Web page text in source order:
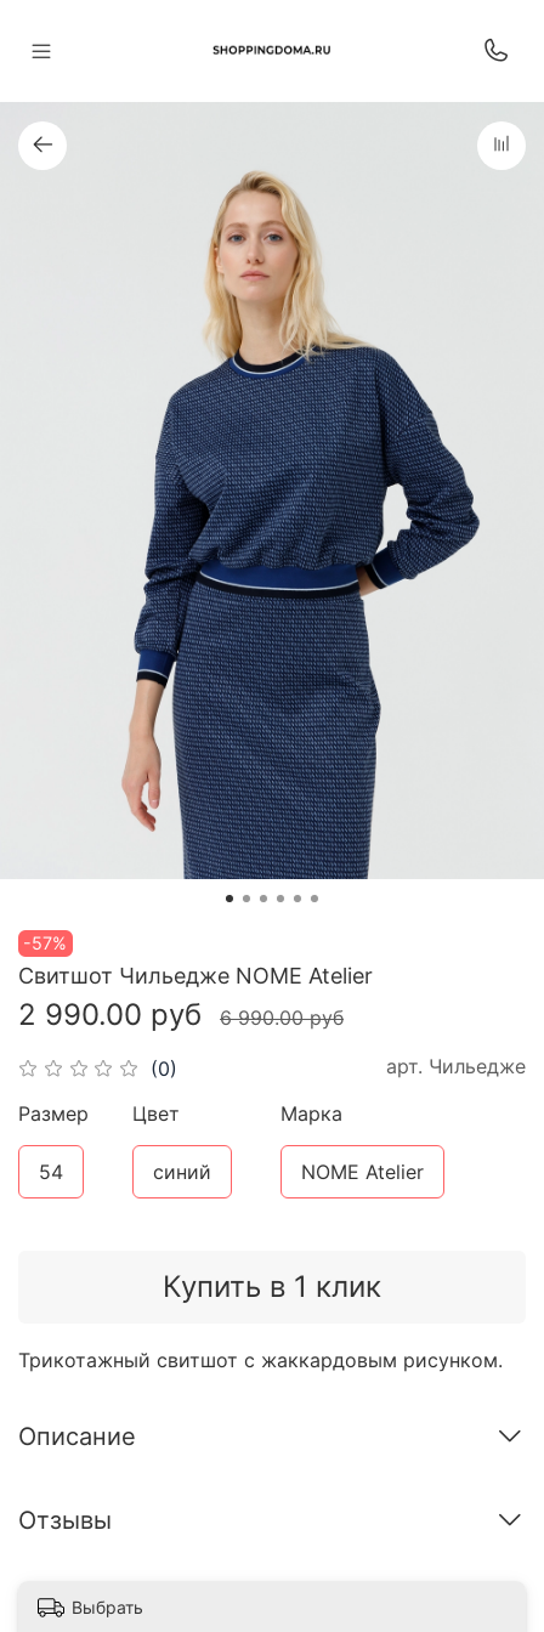
-57%
(0) арт. Чильедже
Свитшот Чильедже NOME Atelier
2 990.00 руб 6 990.00 руб
Купить в 1 клик
Размер
54
Цвет
синий
Марка
NOME Atelier
Трикотажный свитшот с жаккардовым рисунком.
Описание
Отзывы
Выбрать